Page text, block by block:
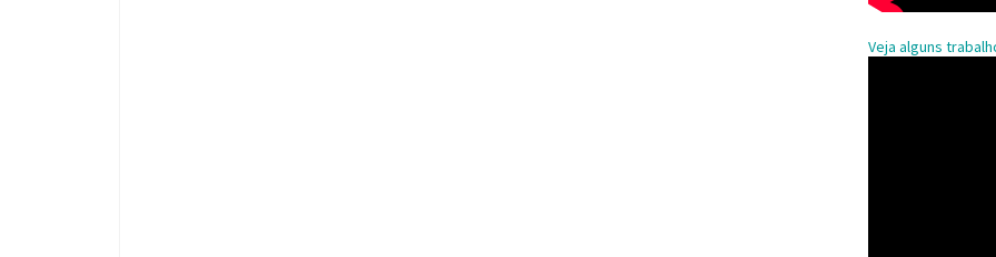
Veja alguns